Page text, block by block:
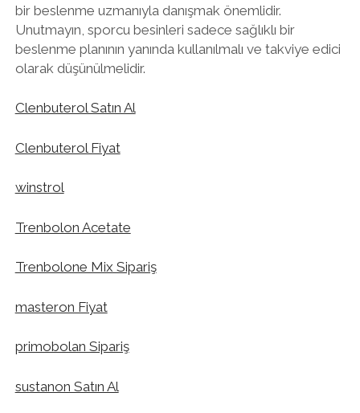
bir beslenme uzmanıyla danışmak önemlidir.
Unutmayın, sporcu besinleri sadece sağlıklı bir
beslenme planının yanında kullanılmalı ve takviye edici
olarak düşünülmelidir.
Clenbuterol Satın Al
Clenbuterol Fiyat
winstrol
Trenbolon Acetate
Trenbolone Mix Sipariş
masteron Fiyat
primobolan Sipariş
sustanon Satın Al